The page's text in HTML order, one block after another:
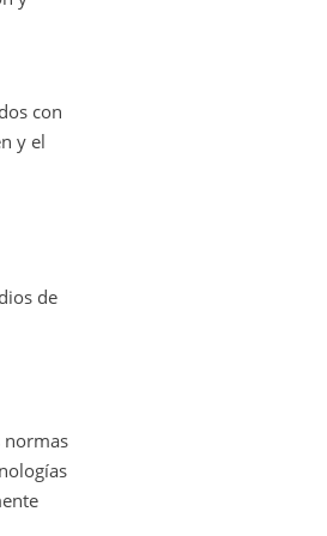
con
y el
de
normas